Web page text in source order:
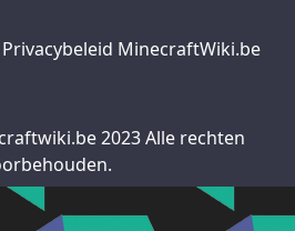
Privacybeleid MinecraftWiki.be
2023 Alle rechten